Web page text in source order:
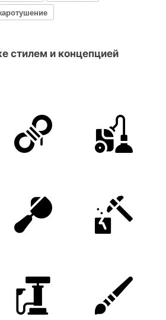
стилем и концепцией